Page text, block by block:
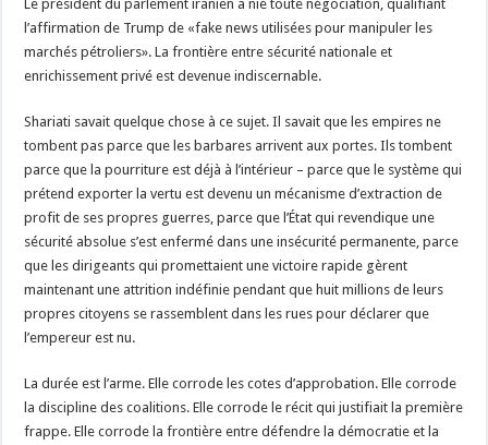
Le président du parlement iranien a nié toute négociation, qualifiant
l’affirmation de Trump de «fake news utilisées pour manipuler les
marchés pétroliers». La frontière entre sécurité nationale et
enrichissement privé est devenue indiscernable.
Shariati savait quelque chose à ce sujet. Il savait que les empires ne
tombent pas parce que les barbares arrivent aux portes. Ils tombent
parce que la pourriture est déjà à l’intérieur – parce que le système qui
prétend exporter la vertu est devenu un mécanisme d’extraction de
profit de ses propres guerres, parce que l’État qui revendique une
sécurité absolue s’est enfermé dans une insécurité permanente, parce
que les dirigeants qui promettaient une victoire rapide gèrent
maintenant une attrition indéfinie pendant que huit millions de leurs
propres citoyens se rassemblent dans les rues pour déclarer que
l’empereur est nu.
La durée est l’arme. Elle corrode les cotes d’approbation. Elle corrode
la discipline des coalitions. Elle corrode le récit qui justifiait la première
frappe. Elle corrode la frontière entre défendre la démocratie et la